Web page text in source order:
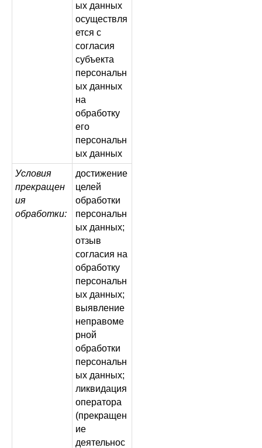
ых данных
осуществля
ется с
согласия
субъекта
персональн
ых данных
на
обработку
его
персональн
ых данных
Условия
прекращен
ия
обработки:
достижение
целей
обработки
персональн
ых данных;
отзыв
согласия на
обработку
персональн
ых данных;
выявление
неправоме
рной
обработки
персональн
ых данных;
ликвидация
оператора
(прекращен
ие
деятельнос